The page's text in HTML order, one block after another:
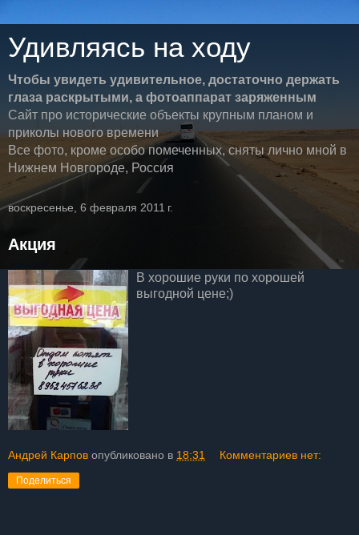
Удивляясь на ходу
Чтобы увидеть удивительное, достаточно держать
глаза раскрытыми, а фотоаппарат заряженным
Сайт про исторические объекты крупным планом и
приколы нового времени
Все фото, кроме особо помеченных, сняты лично мной в
Нижнем Новгороде, Россия
воскресенье, 6 февраля 2011 г.
Акция
В хорошие руки по хорошей
выгодной цене;)
Андрей Карпов опубликовано в 18:31 Комментариев нет:
Поделиться